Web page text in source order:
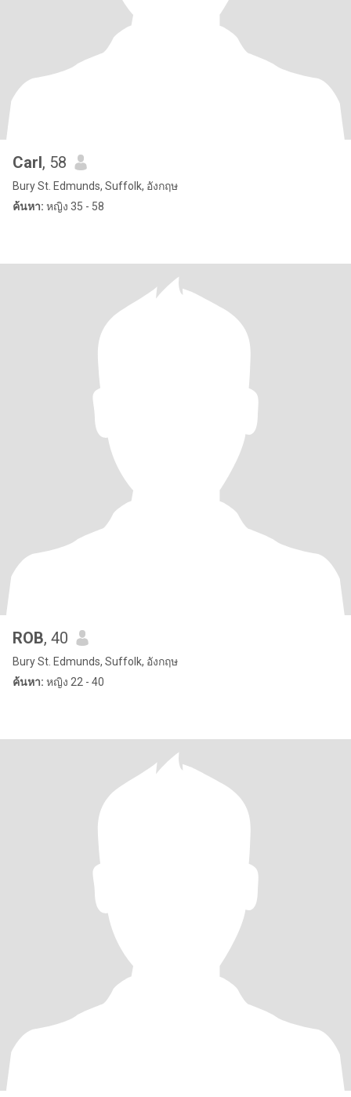
Carl, 58
Bury St. Edmunds, Suffolk, อังกฤษ
ค้นหา: หญิง 35 - 58
ROB, 40
Bury St. Edmunds, Suffolk, อังกฤษ
ค้นหา: หญิง 22 - 40